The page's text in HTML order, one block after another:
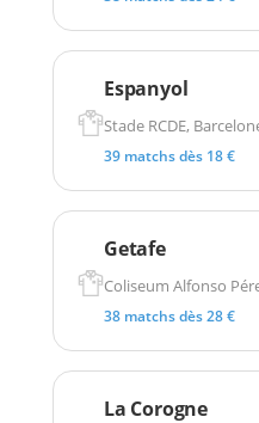
Espanyol
Stade RCDE,
39 matchs dès 18 €
Getafe
Coliseum Alfonso
38 matchs dès 28 €
La Corogne